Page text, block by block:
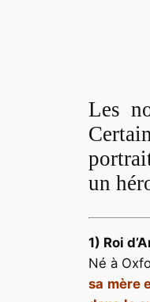
Les
un
1) Roi
Né à
sa mère